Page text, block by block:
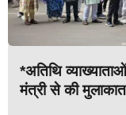
*अतिथि
मंत्री से की